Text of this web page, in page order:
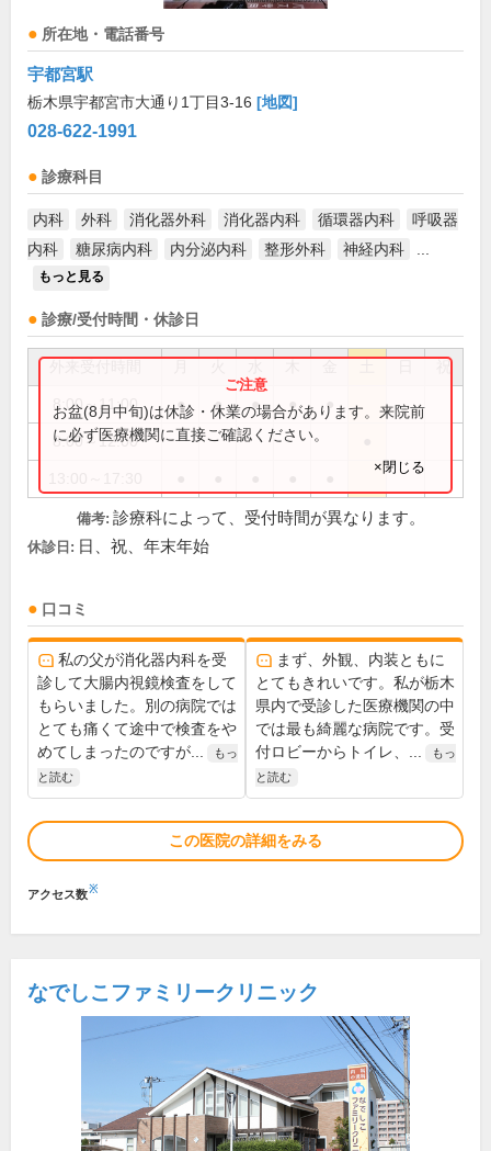
所在地・電話番号
宇都宮駅
栃木県宇都宮市大通り1丁目3-16 [地図]
028-622-1991
診療科目
内科 外科 消化器外科 消化器内科 循環器内科
呼吸器
内科
糖尿病内科 内分泌内科 整形外科 神経内科
もっと見る
診療/受付時間・休診日
祝
8:00～11:00 ● ● ● ● ●
8:00～12:00
お盆(8月中旬)は休診・休業の場合があります。来院前
に必ず医療機関に直接ご確認ください。
×閉じる
備考: 診療科によって、受付時間が異なります。
休診日: 日、祝、年末年始
口コミ
私の父が消化器内科を受
診して大腸内視鏡検査をして
もらいました。別の病院では
とても痛くて途中で検査をや
めてしまったのですが...
もっ
と読む
まず、外観、内装ともに
とてもきれいです。私が栃木
県内で受診した医療機関の中
では最も綺麗な病院です。受
付ロビーからトイレ、...
もっ
と読む
この医院の詳細をみる
アクセス数※
なでしこファミリークリニック